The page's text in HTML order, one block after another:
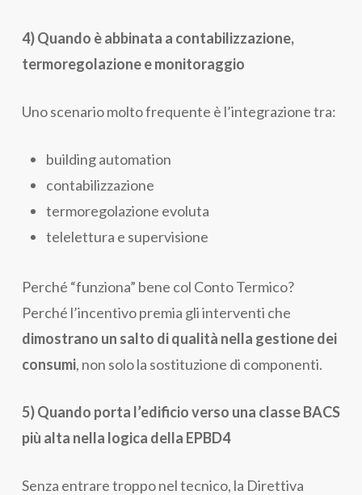
4) Quando è abbinata a contabilizzazione,
termoregolazione e monitoraggio
Uno scenario molto frequente è l’integrazione tra:
building automation
contabilizzazione
termoregolazione evoluta
telelettura e supervisione
Perché “funziona” bene col Conto Termico?
Perché l’incentivo premia gli interventi che
dimostrano un salto di qualità nella gestione dei
consumi, non solo la sostituzione di componenti.
5) Quando porta l’edificio verso una classe BACS
più alta nella logica della EPBD4
Senza entrare troppo nel tecnico, la Direttiva